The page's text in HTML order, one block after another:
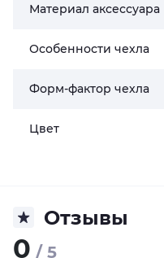
Материал аксессуара
Особенности чехла
Форм-фактор чехла
Цвет
Отзывы
0 / 5